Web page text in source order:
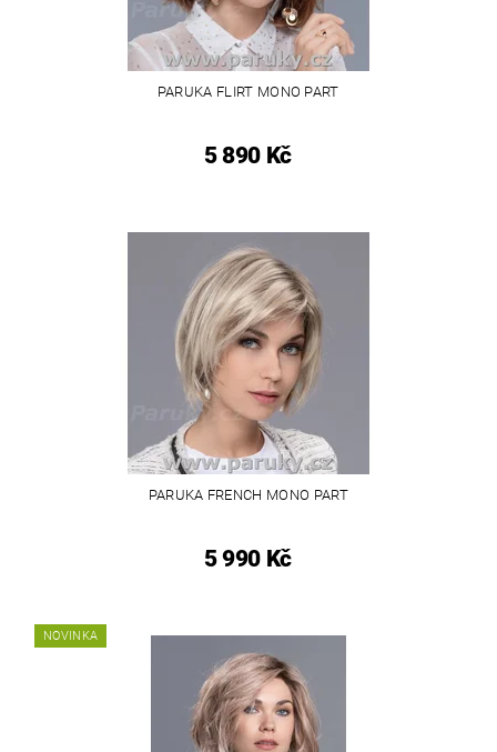
PARUKA FLIRT MONO PART
5 890 Kč
PARUKA FRENCH MONO PART
5 990 Kč
NOVINKA